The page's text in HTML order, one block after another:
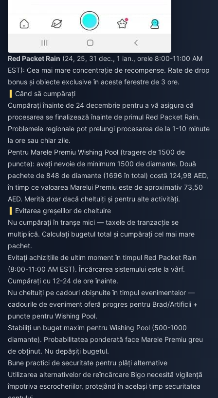
Red Packet Rain (24, 25, 31 dec., 1 ian., orele 8:00-11:00 AM
EST): Cea mai mare concentrație de recompense. Rate de drop
bonus și obiecte exclusive în aceste ferestre de 3 ore.
Când să cumpărați
Cumpărați înainte de 24 decembrie pentru a vă asigura că
procesarea se finalizează înainte de primul Red Packet Rain.
Problemele regionale pot prelungi procesarea de la 1-10 minute
la ore sau chiar zile.
Pentru Marele Premiu Wishing Pool (tragere de 1500 de
puncte): aveți nevoie de minimum 1500 de diamante. Două
pachete de 848 de diamante (1696 în total) costă 124,98 AED,
în timp ce valoarea Marelui Premiu este de aproximativ 73,50
AED. Merită doar dacă cheltuiți și pentru alte activități.
Evitarea greșelilor de cheltuire
Nu cumpărați în tranșe mici — taxele de tranzacție se
multiplică. Calculați bugetul total și cumpărați cel mai mare
pachet.
Evitați achizițiile de ultim moment în timpul Red Packet Rain
(8:00-11:00 AM EST). Încărcarea sistemului este la vârf.
Cumpărați cu 12-24 de ore înainte.
Nu cheltuiți pe cadouri obișnuite în timpul evenimentelor —
cadourile de eveniment oferă progres pentru Brad/Artificii +
puncte pentru Wishing Pool.
Stabiliți un buget maxim pentru Wishing Pool (500-1000
diamante). Probabilitatea ponderată face Marele Premiu greu
de obținut. Nu depășiți bugetul.
Bune practici de securitate pentru plăți alternative
Utilizarea alternativelor de reîncărcare Bigo necesită vigilență
împotriva escrocheriilor, protejând în același timp securitatea